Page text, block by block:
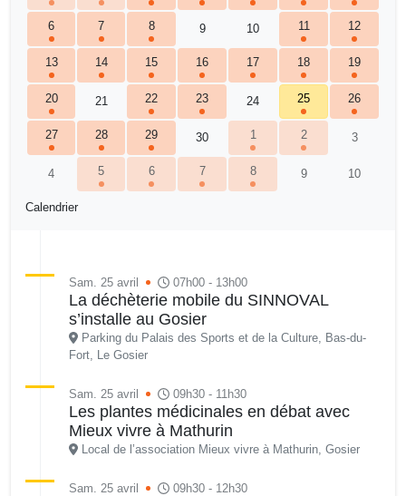
Calendrier
6 7 8 9 10 11 12
13 14 15 16 17 18 19
20 21 22 23 24 25 26
27 28 29 30 1 2 3
4 5 6 7 8 9 10
Sam. 25 avril 07h00 - 13h00
La déchèterie mobile du SINNOVAL
s’installe au Gosier
Parking du Palais des Sports et de la Culture, Bas-du-
Fort, Le Gosier
Sam. 25 avril 09h30 - 11h30
Les plantes médicinales en débat avec
Mieux vivre à Mathurin
Local de l’association Mieux vivre à Mathurin, Gosier
Sam. 25 avril 09h30 - 12h30